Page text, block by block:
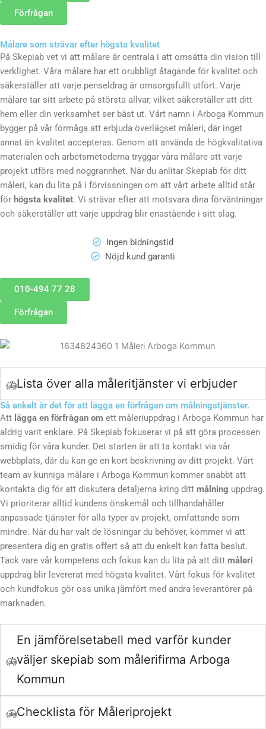
Förfrågan
Målare som strävar efter högsta kvalitet
På Skepiab vet vi att målare är centrala i att omsätta din vision till
verklighet. Våra målare har ett orubbligt åtagande för kvalitet och
säkerställer att varje penseldrag är omsorgsfullt utfört. Varje
målare tar sitt arbete på största allvar, vilket säkerställer att ditt
hem eller din verksamhet ser bäst ut. Vårt namn i Arboga Kommun
bygger på vår förmåga att erbjuda överlägset måleri, där inget
annat än kvalitet accepteras. Genom att använda de högkvalitativa
materialen och arbetsmetoderna tryggar våra målare att varje
projekt utförs med noggrannhet. När du anlitar Skepiab för ditt
måleri, kan du lita på i förvissningen om att vårt arbete alltid står
för högsta kvalitet. Vi strävar efter att motsvara dina förväntningar
och säkerställer att varje uppdrag blir enastående i sitt slag.
Ingen bidningstid
Nöjd kund garanti
010-494 77 28
Förfrågan
Lista över alla måleritjänster vi erbjuder
Så enkelt är det för att lägga en förfrågan om målningstjänster.
Att lägga en förfrågan om ett måleriuppdrag i Arboga Kommun har
aldrig varit enklare. På Skepiab fokuserar vi på att göra processen
smidig för våra kunder. Det starten är att ta kontakt via vår
webbplats, där du kan ge en kort beskrivning av ditt projekt. Vårt
team av kunniga målare i Arboga Kommun kommer snabbt att
kontakta dig för att diskutera detaljerna kring ditt målning uppdrag.
Vi prioriterar alltid kundens önskemål och tillhandahåller
anpassade tjänster för alla typer av projekt, omfattande som
mindre. När du har valt de lösningar du behöver, kommer vi att
presentera dig en gratis offert så att du enkelt kan fatta beslut.
Tack vare vår kompetens och fokus kan du lita på att ditt måleri
uppdrag blir levererat med högsta kvalitet. Vårt fokus för kvalitet
och kundfokus gör oss unika jämfört med andra leverantörer på
marknaden.
En jämförelsetabell med varför kunder
väljer skepiab som målerifirma Arboga
Kommun
Checklista för Måleriprojekt